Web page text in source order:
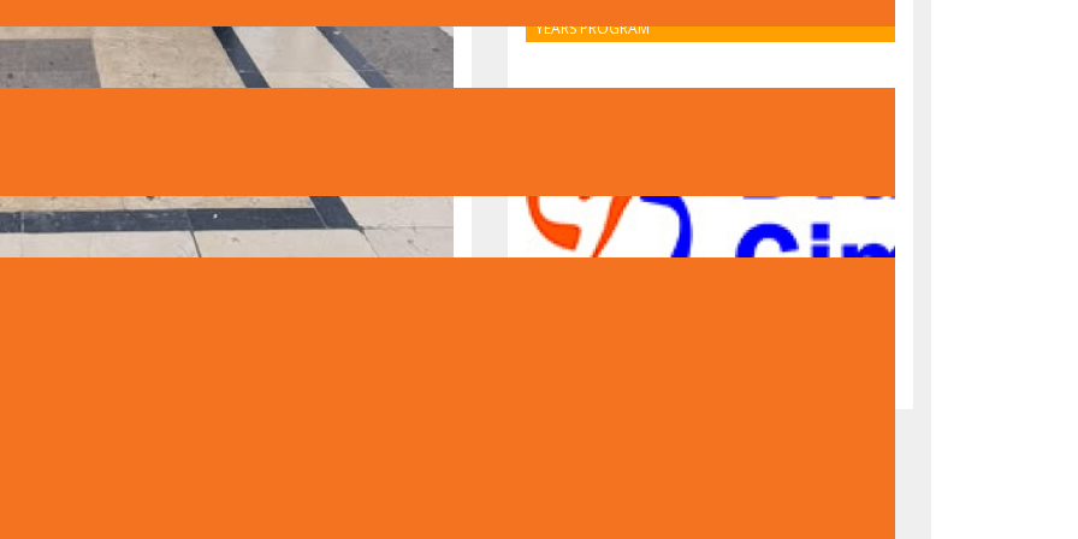
olimpijada iz fizike (IPhO) u Parizu, jedno od
je učestvovalo 92 države s ukupno 406 najboljih mladih
centar "Petar Kočić", Zvornik, IV razred), Muhamed
Filip Krištić (Druga gimnazija Sarajevo, IV razred) i Lejla
Voditelji ekipe bili su Majra Šišić Čaluk i Bojan Kovačević.
maturant Druge gimnazije Sarajevo, koji je ostvario
se dodjeljuje takmičarima s visokim brojem bodova u
YEARS PROGRAM